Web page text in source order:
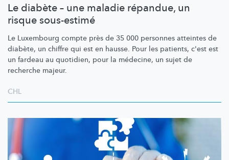
Le diabète – une maladie répandue, un
risque sous-estimé
Le Luxembourg compte près de 35 000 personnes atteintes de
diabète, un chiffre qui est en hausse. Pour les patients, c'est est
un fardeau au quotidien, pour la médecine, un sujet de
recherche majeur.
CHL